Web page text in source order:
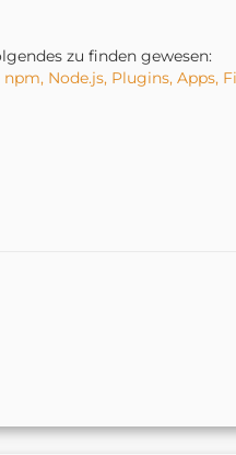
zu finden gewesen:
Node.js, Plugins, Apps,